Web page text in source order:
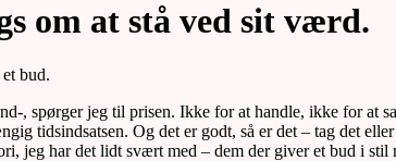
om at stå ved sit værd.
bud.
, spørger jeg til prisen. Ikke for at handle, ikke for at
tidsindsatsen. Og det er godt, så er det – tag det
jeg har det lidt svært med – dem der giver et bud i